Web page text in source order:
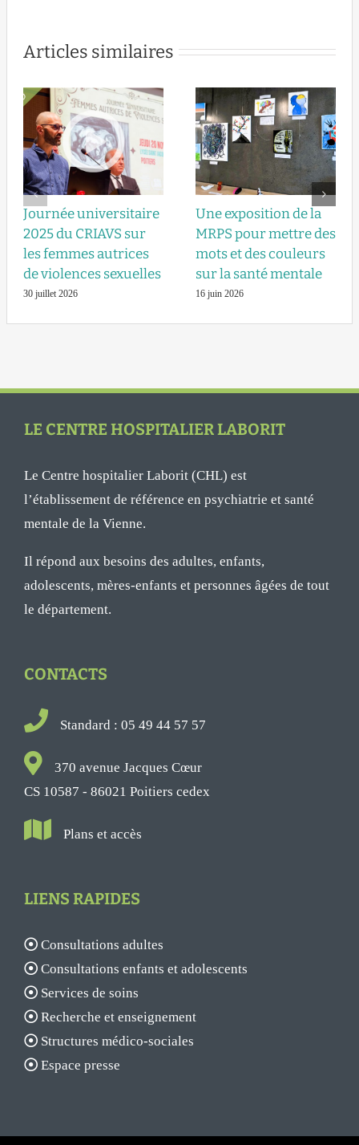
Articles similaires
Journée universitaire
2025 du CRIAVS sur
les femmes autrices
de violences sexuelles
30 juillet 2026
Une exposition de la
MRPS pour mettre des
mots et des couleurs
sur la santé mentale
16 juin 2026
LE CENTRE HOSPITALIER LABORIT
Le Centre hospitalier Laborit (CHL) est
l’établissement de référence en psychiatrie et santé
mentale de la Vienne.
Il répond aux besoins des adultes, enfants,
adolescents, mères-enfants et personnes âgées de tout
le département.
CONTACTS
Standard : 05 49 44 57 57
370 avenue Jacques Cœur
CS 10587 - 86021 Poitiers cedex
Plans et accès
LIENS RAPIDES
Consultations adultes
Consultations enfants et adolescents
Services de soins
Recherche et enseignement
Structures médico-sociales
Espace presse